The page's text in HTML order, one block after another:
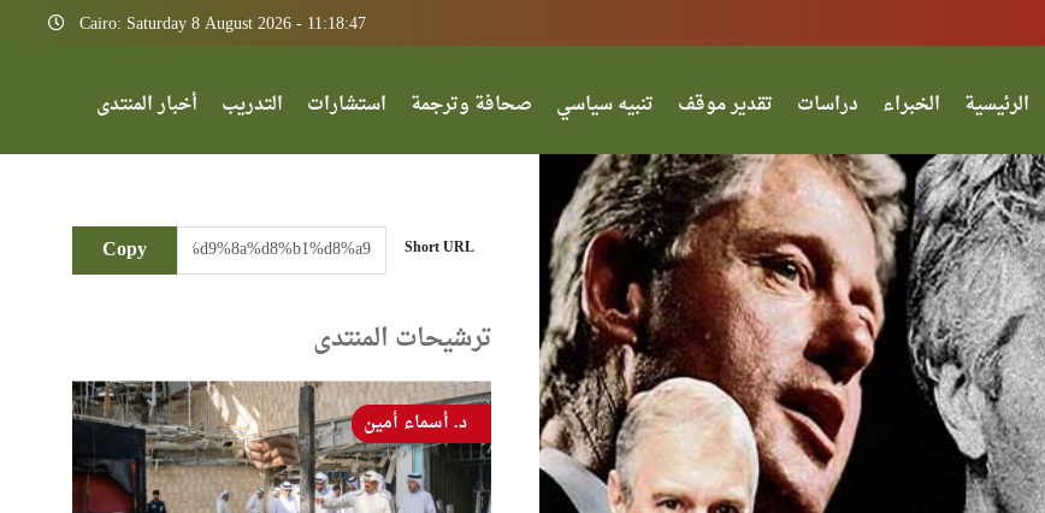
Cairo: Saturday 8 August 2026 - 11:18:47
الرئيسية الخبراء دراسات تقدير موقف تنبيه سياسي صحافة وترجمة استشارات التدريب أخبار المنتدى
Short URL
Copy
ترشيحات المنتدى
د. أسماء أمين